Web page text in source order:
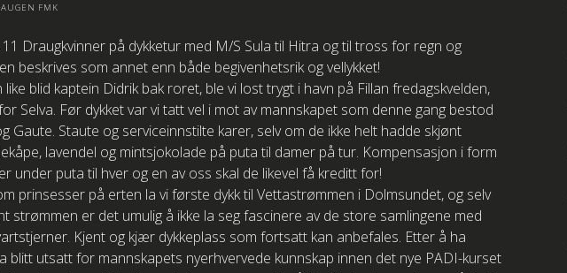
FMK
Draugkvinner på dykketur med M/S Sula til Hitra og til tross for regn og
beskrives som annet enn både begivenhetsrik og vellykket!
blid kaptein Didrik bak roret, ble vi lost trygt i havn på Fillan fredagskvelden,
Selva. Før dykket var vi tatt vel i mot av mannskapet som denne gang bestod
Gaute. Staute og serviceinnstilte karer, selv om de ikke helt hadde skjønt
lavendel og mintsjokolade på puta til damer på tur. Kompensasjon i form
under puta til hver og en av oss skal de likevel få kreditt for!
prinsesser på erten la vi første dykk til Vettastrømmen i Dolmsundet, og selv
strømmen er det umulig å ikke la seg fascinere av de store samlingene med
Kjent og kjær dykkeplass som fortsatt kan anbefales. Etter å ha
blitt utsatt for mannskapets nyerhvervede kunnskap innen det nye PADI-kurset